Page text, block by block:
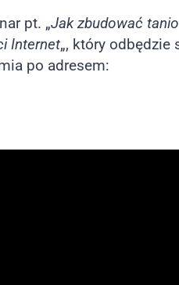
pt. „Jak zbudować
Internet„, który odbędzie
po adresem: